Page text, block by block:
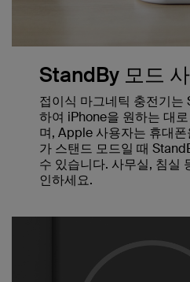
StandBy 모드
접이식 마그네틱 충전기는
하여 iPhone을 원하는 대
며, Apple 사용자는 휴대
가 스탠드 모드일 때
수 있습니다. 사무실, 침실
인하세요.